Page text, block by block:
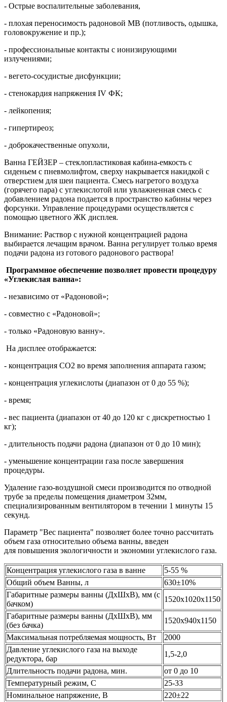
- Острые воспалительные заболевания,
- плохая переносимость радоновой МВ (потливость, одышка,
головокружение и пр.);
- профессиональные контакты с ионизирующими
излучениями;
- вегето-сосудистые дисфункции;
- стенокардия напряжения IV ФК;
- лейкопения;
- гипертиреоз;
- доброкачественные опухоли,
Ванна ГЕЙЗЕР – стеклопластиковая кабина-емкость с
сиденьем с пневмолифтом, сверху накрывается накидкой с
отверстием для шеи пациента. Смесь нагретого воздуха
(горячего пара) с углекислотой или увлажненная смесь с
добавлением радона подается в пространство кабины через
форсунки. Управление процедурами осуществляется с
помощью цветного ЖК дисплея.
Внимание: Раствор с нужной концентрацией радона
выбирается лечащим врачом. Ванна регулирует только время
подачи радона из готового радонового раствора!
Программное обеспечение позволяет провести процедуру
«Углекислая ванна»:
- независимо от «Радоновой»;
- совместно с «Радоновой»;
- только «Радоновую ванну».
На дисплее отображается:
- концентрация СО2 во время заполнения аппарата газом;
- концентрация углекислоты (диапазон от 0 до 55 %);
- время;
- вес пациента (диапазон от 40 до 120 кг с дискретностью 1
кг);
- длительность подачи радона (диапазон от 0 до 10 мин);
- уменьшение концентрации газа после завершения
процедуры.
Удаление газо-воздушной смеси производится по отводной
трубе за пределы помещения диаметром 32мм,
специализированным вентилятором в течении 1 минуты 15
секунд.
Параметр "Вес пациента" позволяет более точно рассчитать
объем газа относительно объема ванны, введен
для повышения экологичности и экономии углекислого газа.
Концентрация углекислого газа в ванне
5-55 %
Общий объем Ванны, л
630±10%
Габаритные размеры ванны (ДхШхВ), мм (с
бачком)
1520х1020х1150
Габаритные размеры ванны (ДхШхВ), мм
(без бачка)
1520х940х1150
Максимальная потребляемая мощность, Вт
2000
Давление углекислого газа на выходе
редуктора, бар
1,5-2,0
Длительность подачи радона, мин.
от 0 до 10
Температурный режим, С
25-33
Номинальное напряжение, В
220±22